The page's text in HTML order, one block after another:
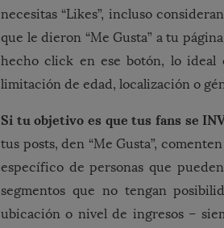
necesitas “Likes”, incluso
que le dieron “Me Gusta” a tu
hecho click en ese botón, lo ideal
limitación de edad, localización o
Si tu objetivo es que tus fans se
tus posts, den “Me Gusta”,
específico de personas que
segmentos que no tengan
ubicación o nivel de ingresos –